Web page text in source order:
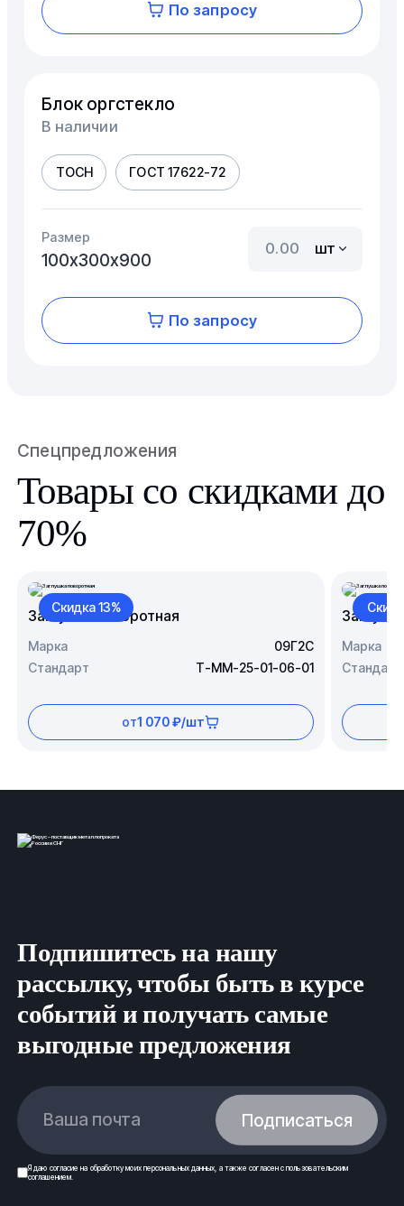
По запросу
Блок оргстекло
В наличии
ТОСН ГОСТ 17622-72
Размер
100х300х900
шт
По запросу
Спецпредложения
Товары со скидками до
70%
Скидка 13%
Заглушка поворотная
Марка
09Г2С
Стандарт
Т-ММ-25-01-06-01
от1 070 ₽/шт
Марка
Стандарт
Подпишитесь на нашу
рассылку, чтобы быть в курсе
событий и получать самые
выгодные предложения
Ваша почта Подписаться
Я даю согласие на обработку моих персональных данных , а также согласен спользовательским
соглашением.